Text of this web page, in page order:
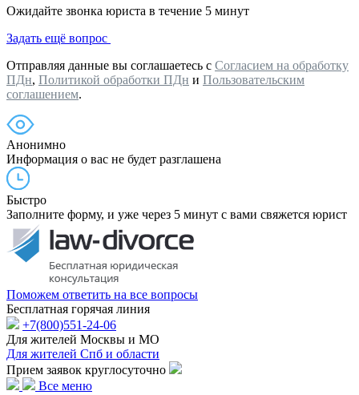
Ожидайте звонка юриста в течение 5 минут
Задать ещё вопрос
Отправляя данные вы соглашаетесь с Согласием на обработку
ПДн, Политикой обработки ПДн и Пользовательским
соглашением.
Анонимно
Информация о вас не будет разглашена
Быстро
Заполните форму, и уже через 5 минут с вами свяжется юрист
Поможем ответить на все вопросы
Бесплатная горячая линия
+7(800)551-24-06
Для жителей Москвы и МО
Для жителей Спб и области
Прием заявок круглосуточно
Все меню